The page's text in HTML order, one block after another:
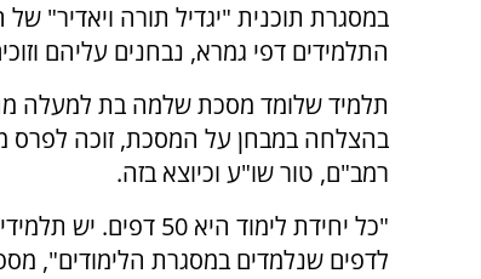
במסגרת תוכנית "יגדיל תורה ויאדיר"
התלמידים דפי גמרא, נבחנים עליהם
תלמיד שלומד מסכת שלמה בת למעלה
בהצלחה במבחן על המסכת, זוכה לפרס
רמב"ם, טור שו"ע וכיוצא בזה.
לדפים שנלמדים במסגרת הלימודים",